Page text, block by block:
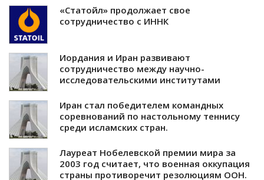
«Статойл» продолжает свое
сотрудничество с ИННК
Иордания и Иран развивают
сотрудничество между научно-
исследовательскими институтами
Иран стал победителем командных
соревнований по настольному теннису
среди исламских стран.
Лауреат Нобелевской премии мира за
2003 год считает, что военная оккупация
страны противоречит резолюциям ООН.